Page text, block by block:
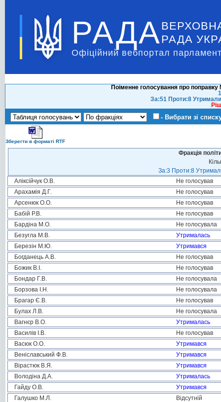
РАДА РАДА
Офіційний вебпортал
Поіменне голосування про
За:51 Проти:8
- Вибрати зі
Зберегти в форматі RTF
Фракція
За:3 Проти:8
Аліксійчук О.В.
Не голосував
Арахамія Д.Г.
Не голосував
Арсенюк О.О.
Не голосував
Бабій Р.В.
Не голосував
Бардіна М.О.
Не голосувала
Безугла М.В.
Утрималась
Березін М.Ю.
Утримався
Богданець А.В.
Не голосував
Божик В.І.
Не голосував
Бондар Г.В.
Не голосувала
Борзова І.Н.
Не голосувала
Брагар Є.В.
Не голосував
Булах Л.В.
Не голосувала
Вагнєр В.О.
Утрималась
Василів І.В.
Не голосував
Васюк О.О.
Утримався
Веніславський Ф.В.
Утримався
Вірастюк В.Я.
Утримався
Володіна Д.А.
Утрималась
Гайду О.В.
Утримався
Галушко М.Л.
Відсутній